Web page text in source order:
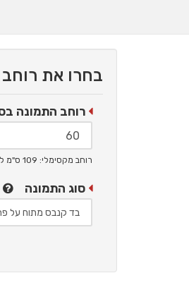
בחרו את
רוחב התמונה
רוחב מקסימלי: 109 ס"מ
סוג התמונה